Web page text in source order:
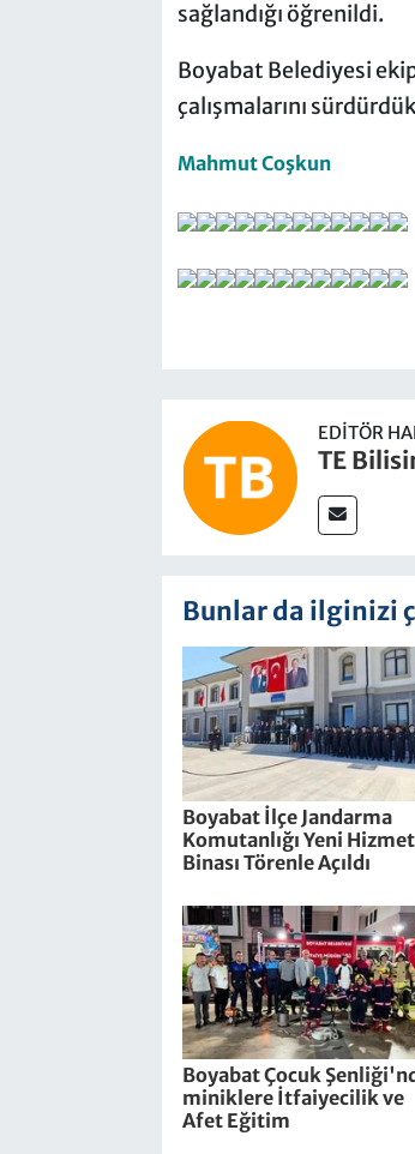
sağlandığı öğrenildi.
Boyabat Belediyesi
çalışmalarını
Mahmut Coşkun
EDITÖR
TE
Bunlar da ilginizi
Boyabat İlçe Jandarma
Komutanlığı Yeni Hizmet
Binası Törenle Açıldı
Boyabat Çocuk
miniklere İtfaiyecilik ve
Afet Eğitim